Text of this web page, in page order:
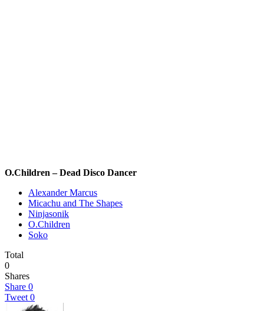
O.Children – Dead Disco Dancer
Alexander Marcus
Micachu and The Shapes
Ninjasonik
O.Children
Soko
Total
0
Shares
Share 0
Tweet 0